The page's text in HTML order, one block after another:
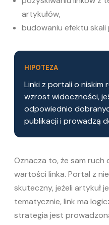
artykułów,
budowaniu efektu
HIPOTEZA
Linki z portali o niskim
wzrost widoczności,
odpowiednio
publikacji i prowadzą
Oznacza to, że sam ruch
wartości linka. Portal z
skuteczny, jeżeli artykuł
tematycznie, link ma
strategia jest